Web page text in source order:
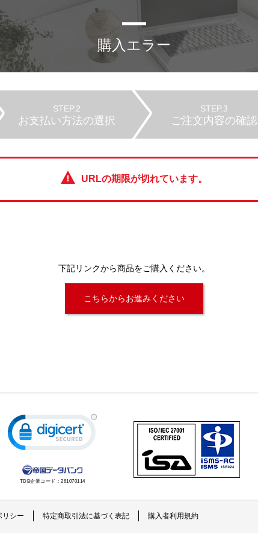
購入エラー
STEP.2
お支払い方法の選択
STEP.3
ご注文内容の確認
URLの期限が切れています。
下記リンクから商品をご購入ください。
こちらからお進みください
TDB企業コード： 261070114
リシー 特定商取引法に基づく表記 購入者利用規約